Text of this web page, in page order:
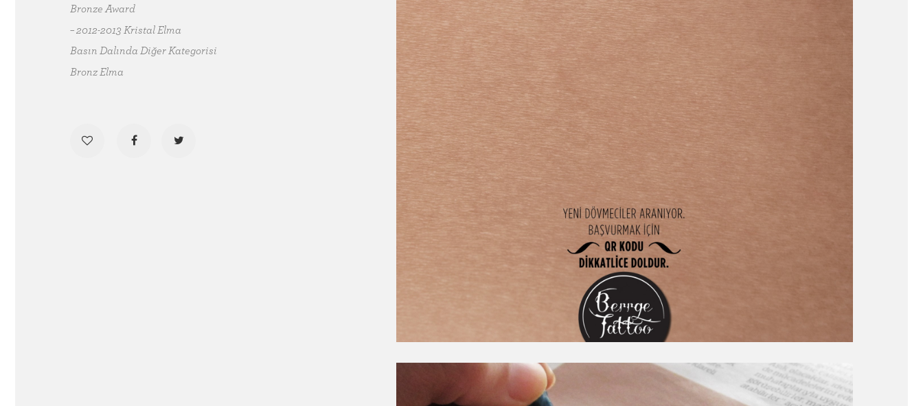
Bronze Award
– 2012-2013 Kristal Elma
Basın Dalında Diğer Kategorisi
Bronz Elma